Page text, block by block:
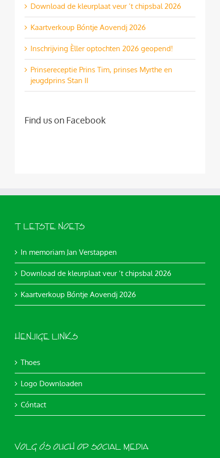
Download de kleurplaat veur ’t chipsbal 2026
Kaartverkoup Bóntje Aovendj 2026
Inschrijving Èller optochten 2026 geopend!
Prinsereceptie Prins Tim, prinses Myrthe en
jeugdprins Stan II
Find us on Facebook
’T LETSTE NOETS
In memoriam Jan Verstappen
Download de kleurplaat veur ’t chipsbal 2026
Kaartverkoup Bóntje Aovendj 2026
HENJIGE LINKS
Thoes
Logo Downloaden
Cóntact
VOLG ÓS OUCH OP SOCIAL MEDIA